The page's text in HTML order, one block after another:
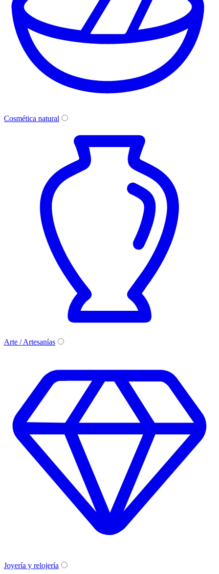
Cosmética natural
Arte / Artesanías
Joyería y relojería